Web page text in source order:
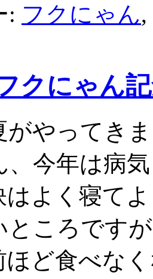
: フクにゃん,
クにゃん
がやってき
、今年は病
はよく寝て
ところです
ほど食べな